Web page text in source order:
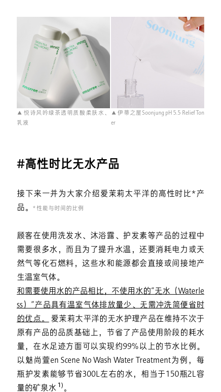
▲ 悦诗风吟绿茶透明质酸柔肤水、
乳液
▲ 伊蒂之屋Soonjung pH 5.5 Relief Ton
er
#高性时比无水产品
接下来一并为大家介绍爱茉莉太平洋的高性时比*产
品。
* 性能与时间的比例
顾客在使用洗发水、沐浴露、护发素等产品的过程中
需要很多水，而且为了提升水温，还要消耗电力或天
然气等化石燃料，这些水和能源都会直接或间接地产
生温室气体。
和需要使用水的产品相比，不使用水的“无水（Waterle
ss）”产品具有温室气体排放量少、无需冲洗简便省时
的优点。
爱茉莉太平洋的无水护理产品在维持不次于
原有产品的品质基础上，节省了产品使用阶段的耗水
量，在水足迹方面可以实现约99%以上的节水比例。
以魅尚萱en Scene No Wash Water Treatment为例，每
瓶护发素能够节省300L左右的水，相当于150瓶2L容
量的矿泉水 1)。